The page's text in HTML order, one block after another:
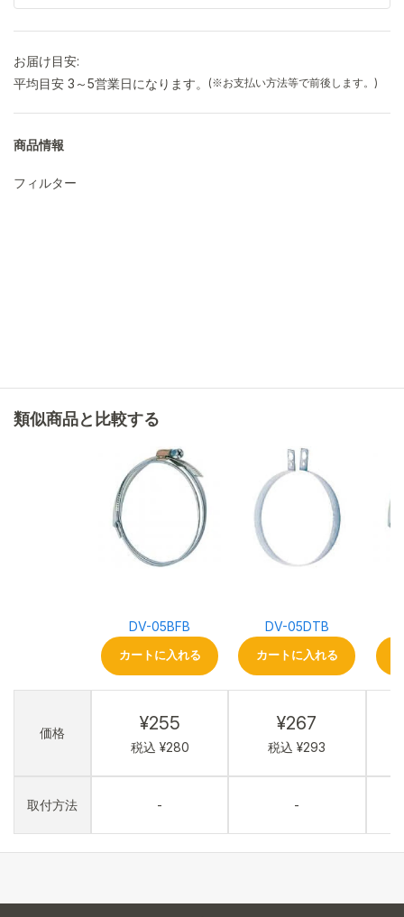
お届け目安:
平均目安 3～5営業日になります。
(※お支払い方法等で前後します。)
商品情報
フィルター
類似商品と比較する
価格
取付方法
DV-05BFB
カートに入れる
¥255
税込 ¥280
-
DV-05DTB
カートに入れる
¥267
税込 ¥293
-